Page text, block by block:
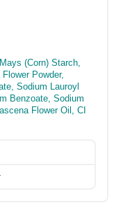
(Corn) Starch,
Powder,
Sodium Lauroyl
Benzoate, Sodium
Flower Oil, CI